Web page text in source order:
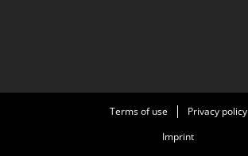
Terms of use
Privacy policy
Imprint